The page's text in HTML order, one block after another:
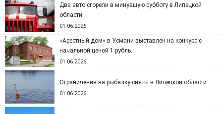
Два авто сгорели в минувшую субботу в Липецкой
области.
01.06.2026
«Арестный дом» в Усмани выставлен на конкурс с
начальной ценой 1 рубль.
01.06.2026
Ограничения на рыбалку сняты в Липецкой области.
01.06.2026